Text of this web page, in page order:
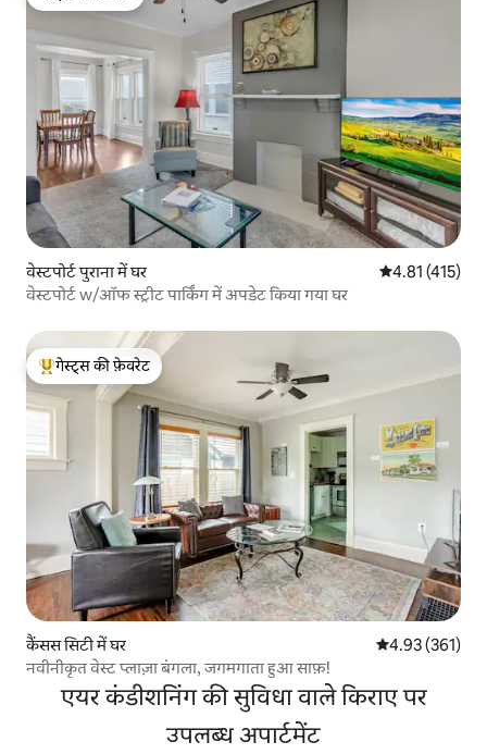
गेस्ट्स की फ़ेवरेट
वेस्टपोर्ट पुराना में घर औसत रेटिंग 5 में से
4.81 (415)
वेस्टपोर्ट w/ऑफ स्ट्रीट पार्किंग में अपडेट किया गया घर
गेस्ट्स का टॉप फ़ेवरेट
गेस्ट्स की फ़ेवरेट
कैंसस सिटी में घर औसत रेटिंग 5 में से
4.93 (361)
नवीनीकृत वेस्ट प्लाज़ा बंगला, जगमगाता हुआ साफ़!
एयर कंडीशनिंग की सुविधा वाले किराए पर
उपलब्ध अपार्टमेंट